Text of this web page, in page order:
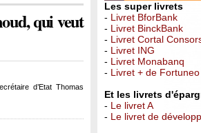
qui veut
d’Etat Thomas
Les super livrets
- Livret BforBank
- Livret BinckBank
- Livret Cortal
- Livret ING
- Livret Monabanq
- Livret + de Fortuneo
Et les livrets
- Le livret A
- Le livret de